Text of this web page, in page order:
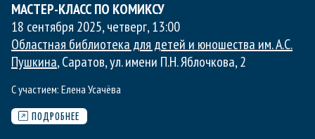
МАСТЕР-КЛАСС ПО КОМИКСУ
18 сентября 2025, четверг,13:00
Областная библиотека для детей и юношества им. А.С.
Пушкина, Саратов, ул. имени П.Н. Яблочкова, 2
С участием: Елена Усачёва
ПОДРОБНЕЕ